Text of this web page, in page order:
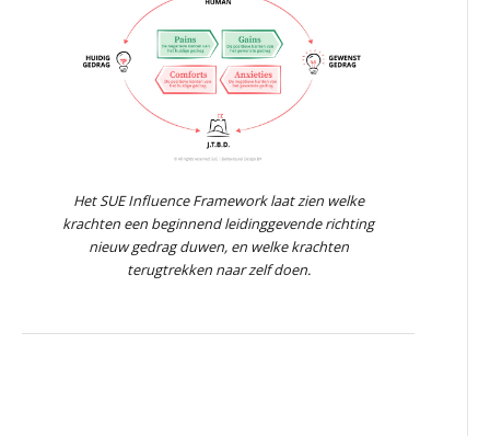
Het SUE Influence Framework laat zien welke
krachten een beginnend leidinggevende richting
nieuw gedrag duwen, en welke krachten
terugtrekken naar zelf doen.